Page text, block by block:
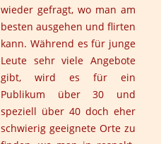
wieder gefragt, wo man am
besten ausgehen und flirten
kann. Während es für junge
Leute sehr viele Angebote
gibt, wird es für ein
Publikum über 30 und
speziell über 40 doch eher
schwierig geeignete Orte zu